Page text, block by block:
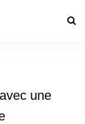
une